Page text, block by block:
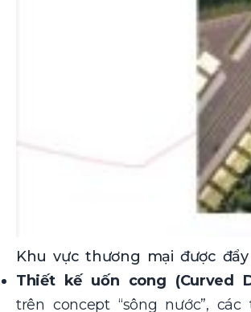
Khu vực thương mại được
Thiết kế uốn cong (Curved
trên concept “sông nước”, các